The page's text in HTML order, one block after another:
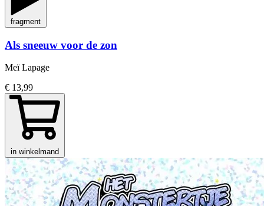
fragment
Als sneeuw voor de zon
Meï Lapage
€ 13,99
in winkelmand